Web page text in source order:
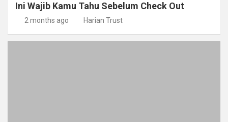
Ini Wajib Kamu Tahu Sebelum Check Out
2 months ago Harian Trust